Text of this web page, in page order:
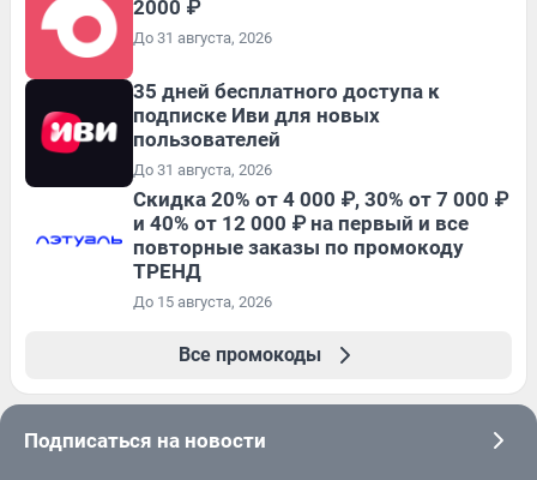
2000 ₽
До 31 августа, 2026
35 дней бесплатного доступа к
подписке Иви для новых
пользователей
До 31 августа, 2026
Скидка 20% от 4 000 ₽, 30% от 7 000 ₽
и 40% от 12 000 ₽ на первый и все
повторные заказы по промокоду
ТРЕНД
До 15 августа, 2026
Все промокоды
Подписаться на новости